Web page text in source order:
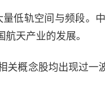
低轨空间与频段。
天产业的发展。
概念股均出现过一